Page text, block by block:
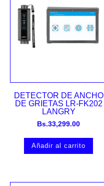
DETECTOR DE ANCHO
DE GRIETAS LR-FK202
LANGRY
Bs.33,299.00
Añadir al carrito